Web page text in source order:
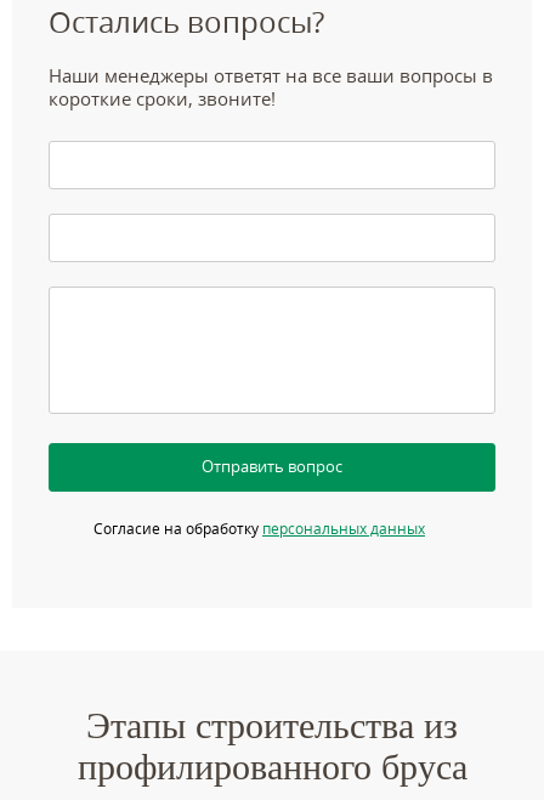
Остались вопросы?
Наши менеджеры ответят на все ваши вопросы в
короткие сроки, звоните!
Отправить вопрос
Согласие на обработку персональных данных
Этапы строительства из
профилированного бруса